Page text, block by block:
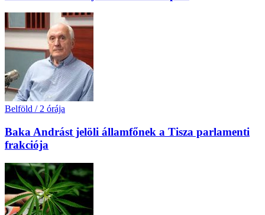
Belföld / 2 órája
Baka Andrást jelöli államfőnek a Tisza parlamenti
frakciója